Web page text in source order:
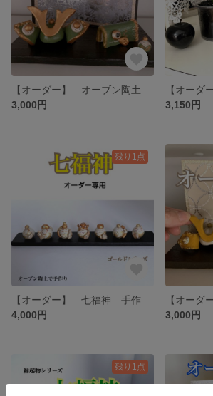
3,000円
3,150円
残り1点
4,000円
3,000円
残り1点